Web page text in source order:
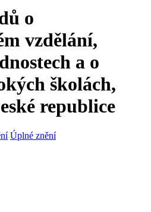
o
vzdělání,
a o
školách,
republice
Úplné znění